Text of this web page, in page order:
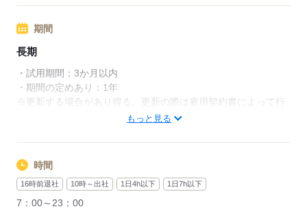
期間
長期
・試用期間：3か月以内
・期間の定めあり：1年
※更新する場合があり得る。更新の際は雇用契約書によって行
もっと見る
時間
16時前退社 10時～出社 1日4h以下 1日7h以下
7：00～23：00